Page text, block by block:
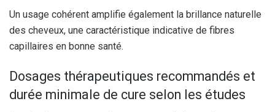
Un usage cohérent amplifie également la brillance naturelle
des cheveux, une caractéristique indicative de fibres
capillaires en bonne santé.
Dosages thérapeutiques recommandés et
durée minimale de cure selon les études